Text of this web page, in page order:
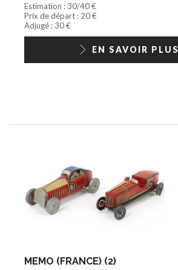
Estimation : 30/40 €
Prix de départ : 20 €
Adjugé : 30 €
EN SAVOIR PLUS
MEMO (FRANCE) (2)